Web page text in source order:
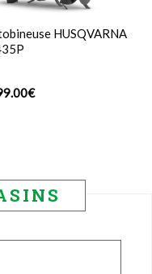
HUSQVARNA
€